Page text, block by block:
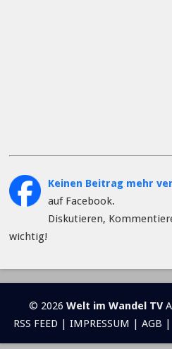
Keinen Beitrag mehr
auf Facebook.
Diskutieren,
wichtig!
© 2026Welt im Wandel TV
RSS FEED |IMPRESSUM |AGB |